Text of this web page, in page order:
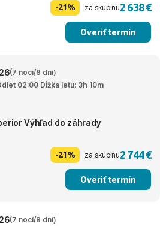
-21% za skupinu2 638 €
Overiť termín
(7 nocí/8 dní)
02:00 Dĺžka letu: 3h 10m
Výhľad do záhrady
-21% za skupinu2 744 €
Overiť termín
(7 nocí/8 dní)